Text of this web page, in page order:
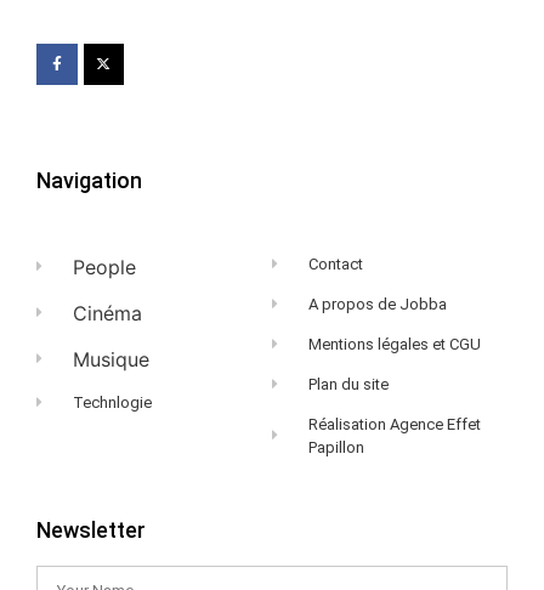
Navigation
People
Cinéma
Musique
Technlogie
Contact
A propos de Jobba
Mentions légales et CGU
Plan du site
Réalisation Agence Effet
Papillon
Newsletter